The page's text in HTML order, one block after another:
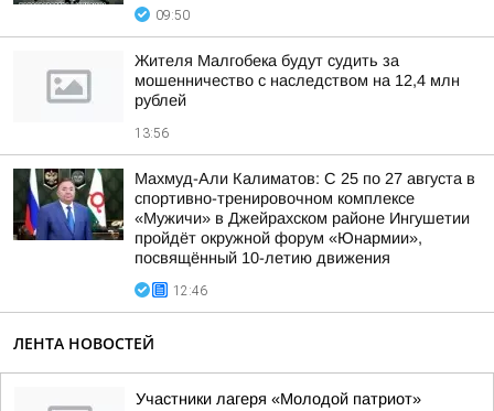
09:50
Жителя Малгобека будут судить за
мошенничество с наследством на 12,4 млн
рублей
13:56
Махмуд-Али Калиматов: С 25 по 27 августа в
спортивно-тренировочном комплексе
«Мужичи» в Джейрахском районе Ингушетии
пройдёт окружной форум «Юнармии»,
посвящённый 10-летию движения
12:46
ЛЕНТА НОВОСТЕЙ
Участники лагеря «Молодой патриот»